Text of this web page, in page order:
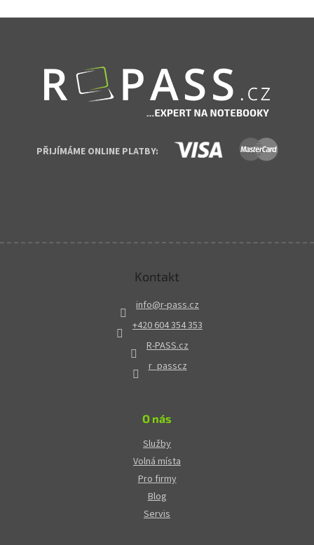
PŘIJÍMÁME ONLINE PLATBY:
Kontakt
info@r-pass.cz
+420 604 354 353
R-PASS.cz
r_passcz
O nás
Služby
Volná místa
Pro firmy
Blog
Servis